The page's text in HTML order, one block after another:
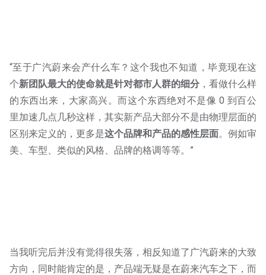
“至于广汽蔚来会产什么车？这个我也不知道，毕竟现在这
个新团队最大的使命就是针对都市人群的细分 ，看做什么样
的东西出来，大家高兴。而这个东西绝对不是像 0 到百公
里加速几点几秒这样，其实新产品大部分不是由物理层面的
区别来定义的，更多是这个品牌和产品的感性层面。例如审
美、车型、类似的风格、品牌的格调等等。”
当我听完后并没有觉得很失落，相反知道了广汽蔚来的大致
方向，同时能肯定的是，产品端无疑是在蔚来汽车之下，而